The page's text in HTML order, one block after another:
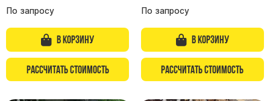
По запросу
В корзину
Рассчитать стоимость
По запросу
В корзину
Рассчитать стоимость